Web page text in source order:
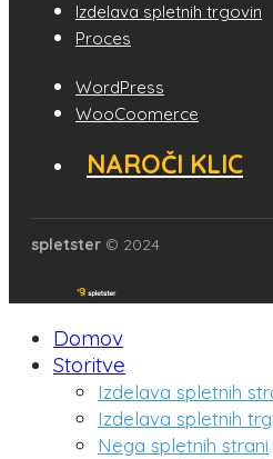
Izdelava spletnih trgovin
Proces
WordPress
WooCoomerce
NAROČI KLIC
spletster © 2024
Domov
Storitve
Izdelava spletnih
Izdelava spletnih
Nega spletnih strani